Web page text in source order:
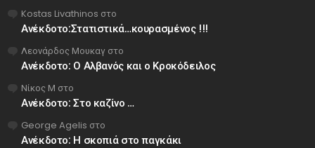
Kostas Livathinos στο
Ανέκδοτο:Στατιστικά…κουρασμένος !!!
Λεονάρδος Μουκαγ στο
Ανέκδοτο: Ο Αλβανός και ο Κροκόδειλος
Νίκος Μ στο
Ανέκδοτο: Στο καζίνο …
George Agelis στο
Ανέκδοτο: Η σκοπιά στο παγκάκι